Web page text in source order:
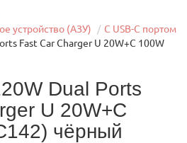
устройство (АЗУ)
C USB-C портом
Fast Car Charger U 20W+C 100W
Dual Ports
U 20W+C
чёрный